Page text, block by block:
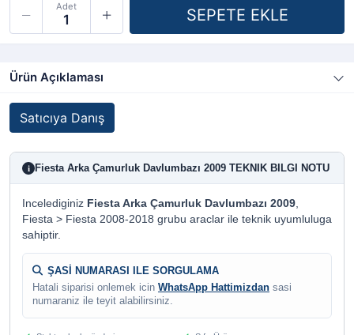
Adet
Ürün Açıklaması
Satıcıya Danış
i Fiesta Arka Çamurluk Davlumbazı 2009 TEKNIK BILGI NOTU
Incelediginiz Fiesta Arka Çamurluk Davlumbazı 2009,
Fiesta > Fiesta 2008-2018 grubu araclar ile teknik uyumluluga
sahiptir.
ŞASİ NUMARASI ILE SORGULAMA
Hatali siparisi onlemek icin WhatsApp Hattimizdan sasi
numaraniz ile teyit alabilirsiniz.